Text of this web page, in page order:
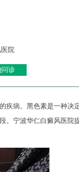
院
问诊
疾病。黑色素是一种决
。 宁波华仁白癜风医院